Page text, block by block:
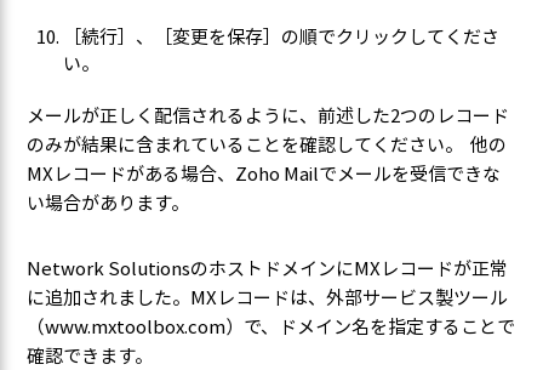
［続行］、［変更を保存］の順でクリックしてくださ
い。
メールが正しく配信されるように、前述した2つのレコード
のみが結果に含まれていることを確認してください。他の
MXレコードがある場合、Zoho Mailでメールを受信できな
い場合があります。
Network SolutionsのホストドメインにMXレコードが正常
に追加されました。MXレコードは、外部サービス製ツール
（www.mxtoolbox.com）で、ドメイン名を指定することで
確認できます。